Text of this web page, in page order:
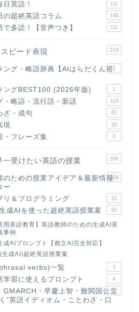
英語！ 111
の超絶英語コラム 145
で多読！【音声つき】 111
ピード表現 214
ング・略語辞典【AIはらだくん搭1
ングBEST100 (2026年版) 1
・略語・流行語・新語 119
ざ・成句 62
現 28
・フレーズ集 3
一受けたい英語の授業 398
のための授業アイデア＆最新情報
ー
169
リ＆プログラミング 31
成AIを使った超絶英語授業案 95
用英語教育】英語教師のための生成AI英
事例
成AIプロンプト【都立AI完全対応】
成AI)超絶英語授業案
verbs)一覧 3
学習に使えるプロンプト 6
GMARCH・早慶上智・難関国公立
”英語イディオム・ことわざ・口
22